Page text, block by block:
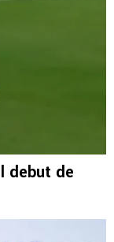
debut de